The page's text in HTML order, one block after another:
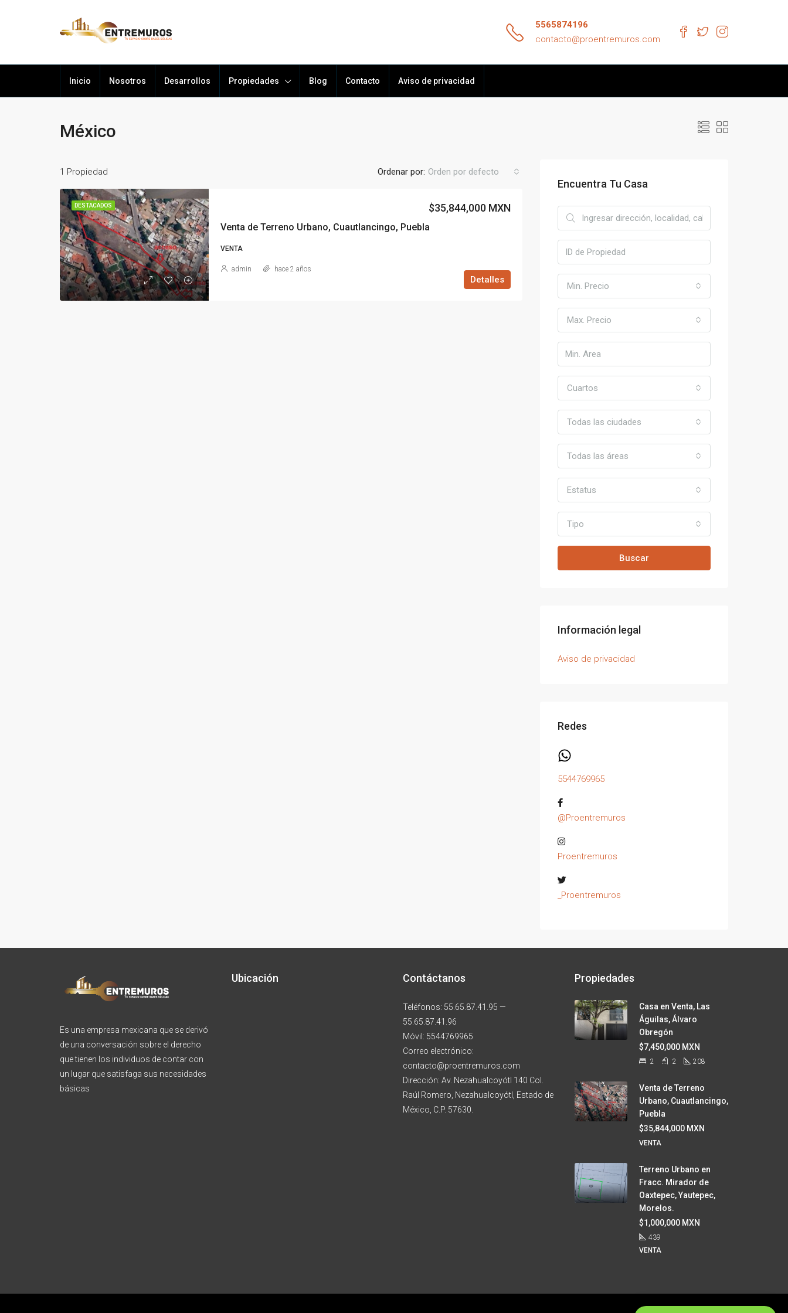
5565874196
contacto@proentremuros.com
Inicio Nosotros Desarrollos Propiedades Blog Contacto Aviso de privacidad
México
1 Propiedad Ordenar por: Orden por defecto
DESTACADOS
Venta de Terreno Urbano, Cuautlancingo, Puebla
$35,844,000 MXN
VENTA
Detalles
admin hace 2 años
Encuentra Tu Casa
Min. Precio
Max. Precio
Cuartos
Todas las ciudades
Todas las áreas
Estatus
Tipo
Buscar
Información legal
Aviso de privacidad
Redes
5544769965
@Proentremuros
Proentremuros
_Proentremuros
Es una empresa mexicana que se derivó
de una conversación sobre el derecho
que tienen los individuos de contar con
un lugar que satisfaga sus necesidades
básicas
Ubicación Contáctanos
Teléfonos: 55.65.87.41.95 —
55.65.87.41.96
Móvil: 5544769965
Correo electrónico:
contacto@proentremuros.com
Dirección: Av. Nezahualcoyótl 140 Col.
Raúl Romero, Nezahualcoyótl, Estado de
México, C.P. 57630.
Propiedades
Casa en Venta, Las
Águilas, Álvaro
Obregón
$7,450,000 MXN
2 2 208
Venta de Terreno
Urbano, Cuautlancingo,
Puebla
$35,844,000 MXN
VENTA
Terreno Urbano en
Fracc. Mirador de
Oaxtepec, Yautepec,
Morelos.
$1,000,000 MXN
439
VENTA